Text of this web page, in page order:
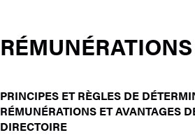
RÉMUNÉRATIONS
PRINCIPES ET RÈGLES DE
RÉMUNÉRATIONS ET AVANTAGES
DIRECTOIRE